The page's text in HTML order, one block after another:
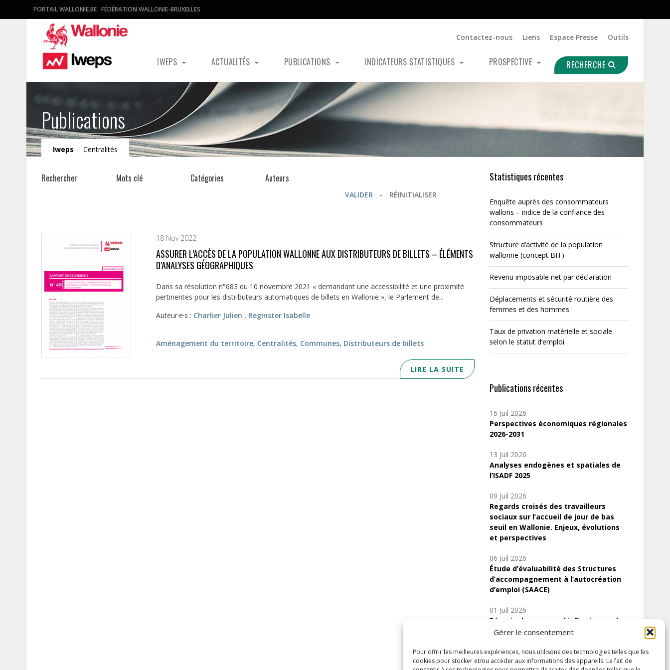
Gérer le consentement
Pour offrir les meilleures expériences, nous utilisons des technologies telles que les
cookies pour stocker et/ou accéder aux informations des appareils. Le fait de
PORTAIL WALLONIE.BE FÉDÉRATION WALLONIE-BRUXELLES
Contactez-nous Liens Espace Presse Outils
IWEPS ACTUALITÉS PUBLICATIONS INDICATEURS STATISTIQUES PROSPECTIVE RECHERCHE
Publications
Iweps / Centralités
Rechercher Mots clé Catégories Auteurs
VALIDER - RÉINITIALISER
18 Nov 2022
ASSURER L’ACCÈS DE LA POPULATION WALLONNE AUX DISTRIBUTEURS DE BILLETS – ÉLÉMENTS
D’ANALYSES GÉOGRAPHIQUES
Dans sa résolution n°683 du 10 novembre 2021 « demandant une accessibilité et une proximité
pertinentes pour les distributeurs automatiques de billets en Wallonie », le Parlement de...
Auteur·e·s : Charlier Julien , Reginster Isabelle
Aménagement du territoire, Centralités, Communes, Distributeurs de billets
LIRE LA SUITE
Statistiques récentes
Enquête auprès des consommateurs
wallons – indice de la confiance des
consommateurs
Structure d’activité de la population
wallonne (concept BIT)
Revenu imposable net par déclaration
Déplacements et sécurité routière des
femmes et des hommes
Taux de privation matérielle et sociale
selon le statut d’emploi
Publications récentes
16 Juil 2026
Perspectives économiques régionales
2026-2031
13 Juil 2026
Analyses endogènes et spatiales de
l’ISADF 2025
09 Juil 2026
Regards croisés des travailleurs
sociaux sur l’accueil de jour de bas
seuil en Wallonie. Enjeux, évolutions
et perspectives
06 Juil 2026
Étude d’évaluabilité des Structures
d’accompagnement à l’autocréation
d’emploi (SAACE)
01 Juil 2026
Pénurie du personnel infirmier :quels
indicateurs d’offre de soins pour